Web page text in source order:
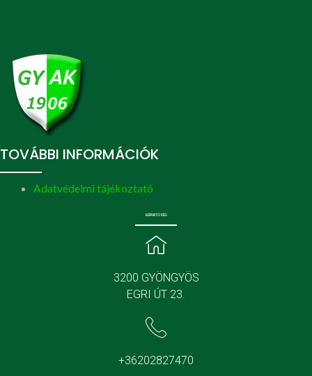
TOVÁBBI INFORMÁCIÓK
Adatvédelmi tájékoztató
ELÉRHETŐSÉG
3200 GYÖNGYÖS
EGRI ÚT 23.
+36202827470